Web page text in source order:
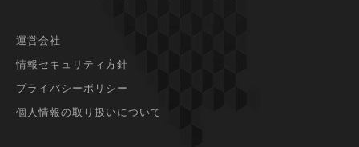
運営会社
情報セキュリティ方針
プライバシーポリシー
個人情報の取り扱いについて